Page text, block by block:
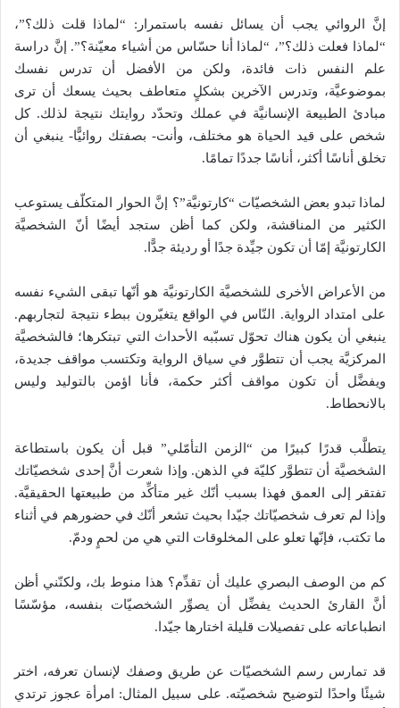
إنَّ الروائي يجب أن يسائل نفسه باستمرار: “لماذا قلت ذلك؟”،
“لماذا فعلت ذلك؟”، “لماذا أنا حسّاس من أشياء معيّنة؟”. إنَّ دراسة
علم النفس ذات فائدة، ولكن من الأفضل أن تدرس نفسك
بموضوعيَّة، وتدرس الآخرين بشكلٍ متعاطف بحيث يسعك أن ترى
مبادئ الطبيعة الإنسانيَّة في عملك وتحدّد روايتك نتيجة لذلك. كل
شخص على قيد الحياة هو مختلف، وأنت- بصفتك روائيًّا- ينبغي أن
تخلق أناسًا أكثر، أناسًا جددًا تمامًا.
لماذا تبدو بعض الشخصيّات “كارتونيَّة”؟ إنَّ الحوار المتكلّف يستوعب
الكثير من المناقشة، ولكن كما أظن ستجد أيضًا أنّ الشخصيَّة
الكارتونيَّة إمّا أن تكون جيِّدة جدًا أو رديئة جدًّا.
من الأعراض الأخرى للشخصيَّة الكارتونيَّة هو أنّها تبقى الشيء نفسه
على امتداد الرواية. النّاس في الواقع يتغيّرون ببطء نتيجة لتجاربهم.
ينبغي أن يكون هناك تحوّل تسبّبه الأحداث التي تبتكرها؛ فالشخصيَّة
المركزيَّة يجب أن تتطوَّر في سياق الرواية وتكتسب مواقف جديدة،
ويفضَّل أن تكون مواقف أكثر حكمة، فأنا اؤمن بالتوليد وليس
بالانحطاط.
يتطلَّب قدرًا كبيرًا من “الزمن التأمّلي” قبل أن يكون باستطاعة
الشخصيَّة أن تتطوَّر كليّة في الذهن. وإذا شعرت أنَّ إحدى شخصيّاتك
تفتقر إلى العمق فهذا بسبب أنّك غير متأكِّد من طبيعتها الحقيقيَّة.
وإذا لم تعرف شخصيّاتك جيّدا بحيث تشعر أنّك في حضورهم في أثناء
ما تكتب، فإنّها تعلو على المخلوقات التي هي من لحمٍ ودمّ.
كم من الوصف البصري عليك أن تقدِّم؟ هذا منوط بك، ولكنّني أظن
أنَّ القارئ الحديث يفضِّل أن يصوِّر الشخصيّات بنفسه، مؤسّسًا
انطباعاته على تفصيلات قليلة اختارها جيّدا.
قد تمارس رسم الشخصيّات عن طريق وصفك لإنسان تعرفه، اختر
شيئًا واحدًا لتوضيح شخصيّته. على سبيل المثال: امرأة عجوز ترتدي